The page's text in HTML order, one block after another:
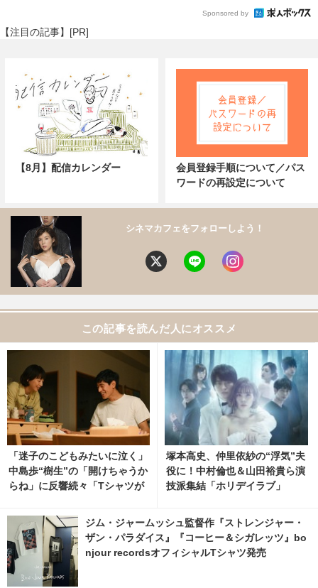
Sponsored by
【注目の記事】[PR]
【8月】配信カレンダー
会員登録手順について／パス
ワードの再設定について
シネマカフェをフォローしよう！
この記事を読んだ人にオススメ
「迷子のこどもみたいに泣く」
中島歩“樹生”の「開けちゃうか
らね」に反響続々「Tシャツが
塚本高史、仲里依紗の“浮気”夫
役に！中村倫也＆山田裕貴ら演
技派集結「ホリデイラブ」
ジム・ジャームッシュ監督作『ストレンジャー・
ザン・パラダイス』『コーヒー＆シガレッツ』bo
njour recordsオフィシャルTシャツ発売